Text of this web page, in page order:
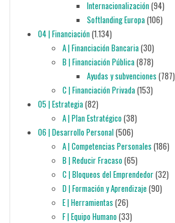
Internacionalización(94)
Softlanding Europa(106)
04 | Financiación(1.134)
A | Financiación Bancaria(30)
B | Financiación Pública(878)
Ayudas y subvenciones (787)
C | Financiación Privada(153)
05 | Estrategia(82)
A | Plan Estratégico(38)
06 | Desarrollo Personal(506)
A | Competencias Personales (186)
B | Reducir Fracaso(65)
C | Bloqueos del Emprendedor(32)
D | Formación y Aprendizaje (90)
E | Herramientas (26)
F | Equipo Humano(33)